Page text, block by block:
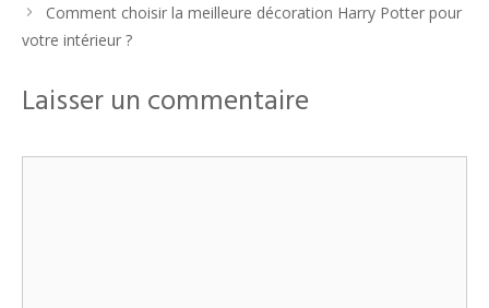
Comment choisir la meilleure décoration Harry Potter pour
votre intérieur ?
Laisser un commentaire